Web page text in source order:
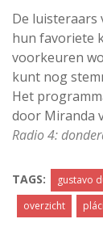
De luisteraars
hun favoriete
voorkeuren
kunt nog
Het
door Miranda
Radio 4:
TAGS: gustavo
overzicht